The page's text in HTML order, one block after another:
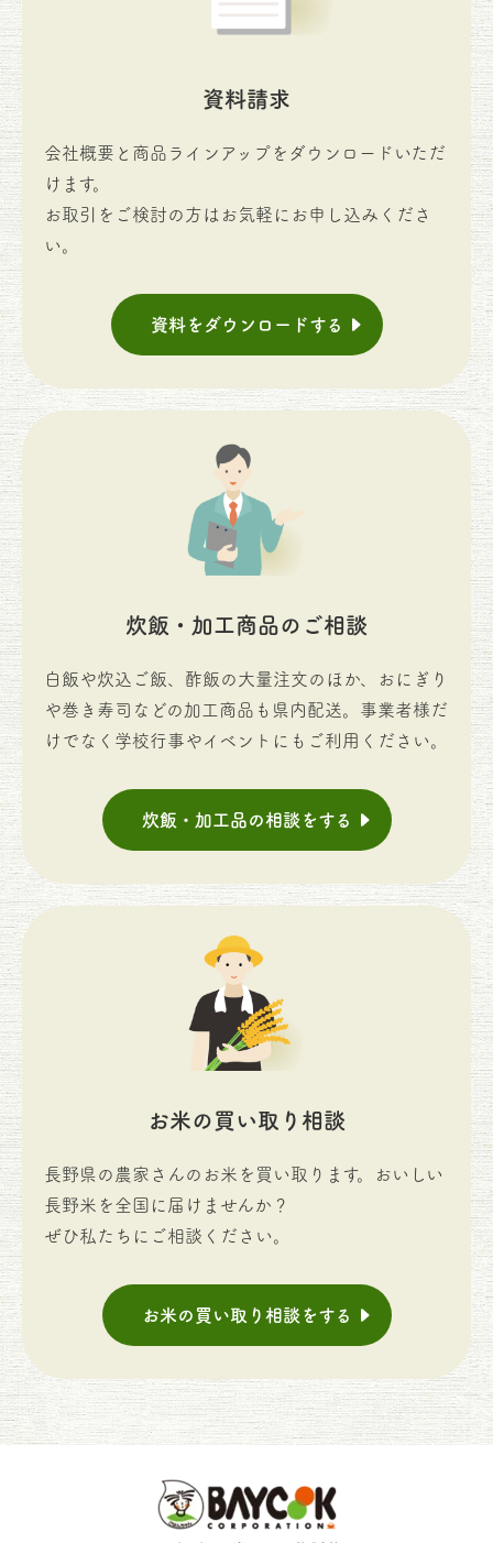
資料請求
会社概要と商品ラインアップをダウンロードいただ
けます。
お取引をご検討の方はお気軽にお申し込みくださ
い。
資料をダウンロードする
炊飯・加工商品のご相談
白飯や炊込ご飯、酢飯の大量注文のほか、おにぎり
や巻き寿司などの加工商品も県内配送。事業者様だ
けでなく学校行事やイベントにもご利用ください。
炊飯・加工品の相談をする
お米の買い取り相談
長野県の農家さんのお米を買い取ります。おいしい
長野米を全国に届けませんか？
ぜひ私たちにご相談ください。
お米の買い取り相談をする